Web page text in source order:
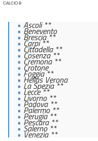
CALCIO B
Ascoli **
Benevento
Brescia **
Carpi **
Cittadella **
Cosenza **
Cremona **
Crotone
Foggia **
Hellas Verona
La Spezia **
Lecce **
Livorno **
Padova **
Palermo **
Perugia **
Pescara **
Salerno **
Venezia **